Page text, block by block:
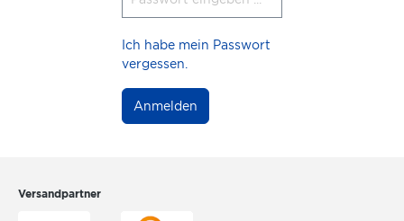
Ich habe mein Passwort
vergessen.
Anmelden
Versandpartner